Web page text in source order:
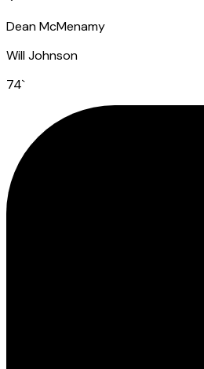
Dean McMenamy
Will Johnson
74`